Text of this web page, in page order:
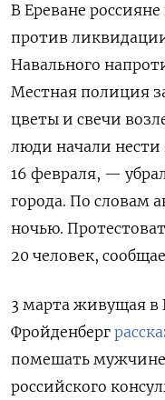
В Ереване россияне
против
Навального
Местная полиция
цветы и свечи
люди начали
16 февраля, —
города. По словам
ночью.
20 человек,
3 марта живущая в
Фройденберг
помешать
российского